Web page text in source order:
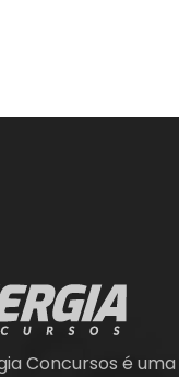
Concursos é